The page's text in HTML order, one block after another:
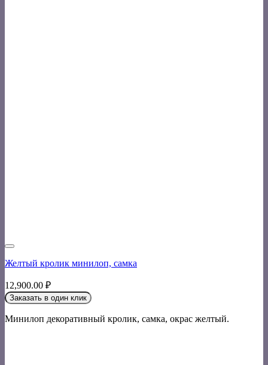
Желтый кролик минилоп, самка
12,900.00 ₽
Заказать в один клик
Минилоп декоративный кролик, самка, окрас желтый.